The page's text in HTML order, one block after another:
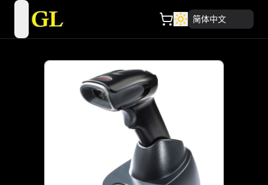
open navigation menu 简体中文